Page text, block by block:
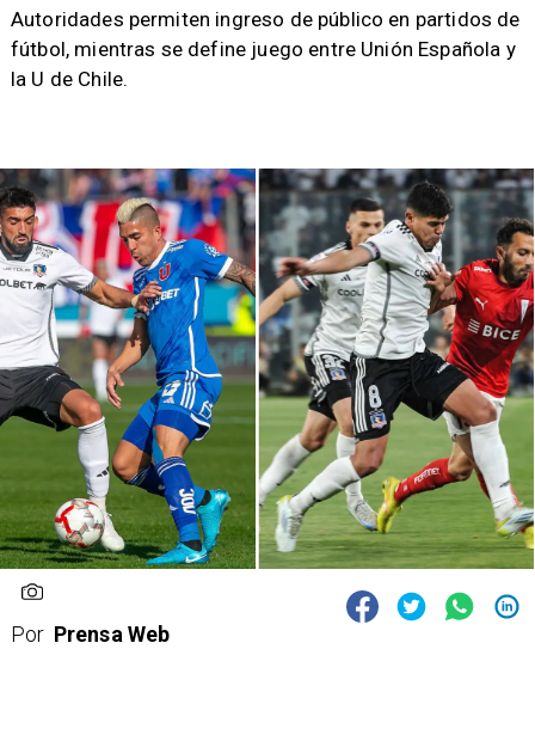
Autoridades permiten ingreso de público en partidos de
fútbol, mientras se define juego entre Unión Española y
la U de Chile.
Por Prensa Web